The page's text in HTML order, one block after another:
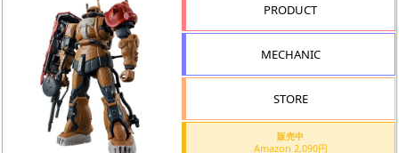
PRODUCT
MECHANIC
STORE
販売中
Amazon 2,090円